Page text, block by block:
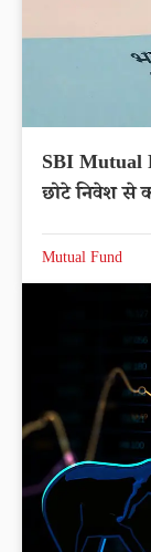
SBI Mutual
छोटे निवेश से
Mutual Fund